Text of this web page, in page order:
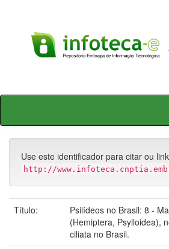
Skip
Use este identificador para citar ou
http://
Título:
Psilídeos no Brasil: 8 -
(Hemiptera, Psylloidea),
ciliata no Brasil.